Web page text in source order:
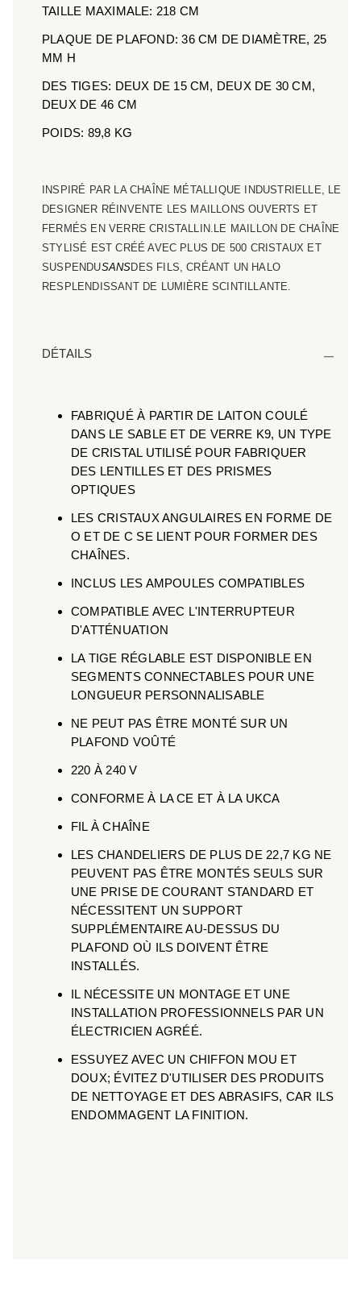
TAILLE MAXIMALE: 218 CM
PLAQUE DE PLAFOND: 36 CM DE DIAMÈTRE, 25
MM H
DES TIGES: DEUX DE 15 CM, DEUX DE 30 CM,
DEUX DE 46 CM
POIDS: 89,8 KG
INSPIRÉ PAR LA CHAÎNE MÉTALLIQUE INDUSTRIELLE, LE
DESIGNER RÉINVENTE LES MAILLONS OUVERTS ET
FERMÉS EN VERRE CRISTALLIN.LE MAILLON DE CHAÎNE
STYLISÉ EST CRÉÉ AVEC PLUS DE 500 CRISTAUX ET
SUSPENDUSANSDES FILS, CRÉANT UN HALO
RESPLENDISSANT DE LUMIÈRE SCINTILLANTE.
DÉTAILS
FABRIQUÉ À PARTIR DE LAITON COULÉ
DANS LE SABLE ET DE VERRE K9, UN TYPE
DE CRISTAL UTILISÉ POUR FABRIQUER
DES LENTILLES ET DES PRISMES
OPTIQUES
LES CRISTAUX ANGULAIRES EN FORME DE
O ET DE C SE LIENT POUR FORMER DES
CHAÎNES.
INCLUS LES AMPOULES COMPATIBLES
COMPATIBLE AVEC L'INTERRUPTEUR
D'ATTÉNUATION
LA TIGE RÉGLABLE EST DISPONIBLE EN
SEGMENTS CONNECTABLES POUR UNE
LONGUEUR PERSONNALISABLE
NE PEUT PAS ÊTRE MONTÉ SUR UN
PLAFOND VOÛTÉ
220 À 240 V
CONFORME À LA CE ET À LA UKCA
FIL À CHAÎNE
LES CHANDELIERS DE PLUS DE 22,7 KG NE
PEUVENT PAS ÊTRE MONTÉS SEULS SUR
UNE PRISE DE COURANT STANDARD ET
NÉCESSITENT UN SUPPORT
SUPPLÉMENTAIRE AU-DESSUS DU
PLAFOND OÙ ILS DOIVENT ÊTRE
INSTALLÉS.
IL NÉCESSITE UN MONTAGE ET UNE
INSTALLATION PROFESSIONNELS PAR UN
ÉLECTRICIEN AGRÉÉ.
ESSUYEZ AVEC UN CHIFFON MOU ET
DOUX; ÉVITEZ D'UTILISER DES PRODUITS
DE NETTOYAGE ET DES ABRASIFS, CAR ILS
ENDOMMAGENT LA FINITION.